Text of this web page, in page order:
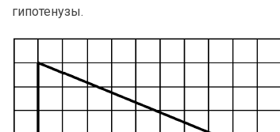
гипотенузы.